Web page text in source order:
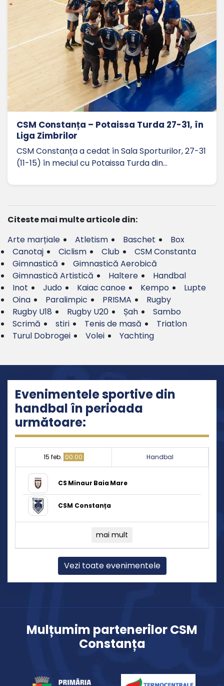
CSM Constanța – Potaissa Turda 27-31, în
Liga Zimbrilor
CSM Constanța a cedat în Sala Sporturilor, 27-31
(11-15) în meciul cu Potaissa Turda din…
Citeste mai multe articole din:
Arte marțiale
Atletism Baschet
Box
Canotaj
Ciclism Club
CSM Constanta
Gimnastică
Gimnastică Aerobică
Gimnastică Artistică
Haltere
Handbal
Inot
Judo Kaiac canoe Kempo
Lupte
Oina
Paralimpic PRISMA
Rugby
Rugby U18
Rugby U20 Șah
Sambo
Scrimă
stiri Tenis de masă
Triatlon
Turul Dobrogei
Volei Yachting
Evenimentele sportive din
handbal în perioada
următoare:
15 feb. 00:00 Handbal
CS Minaur Baia Mare
CSM Constanța
mai mult
Vezi toate evenimentele
Mulțumim partenerilor CSM
Constanța